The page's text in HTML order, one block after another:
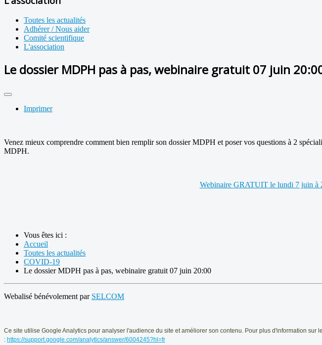
Toutes les actualités
Adhérer / Nous aider
Comité scientifique
L'association
Le dossier MDPH pas à pas, webinaire gratuit 07 juin
Imprimer
Venez mieux comprendre comment bien remplir son dossier MDPH et poser vos questions à 2
MDPH.
Webinaire GRATUIT le lundi 7 juin à
Vous êtes ici :
Accueil
Toutes les actualités
COVID-19
Le dossier MDPH pas à pas, webinaire gratuit 07 juin 20:00
Webalisé bénévolement par SELCOM
Ce site utilise Google Analytics pour analyser l'audience du site et améliorer son contenu. Pour plus d'information sur
: https://support.google.com/analytics/answer/6004245?hl=fr